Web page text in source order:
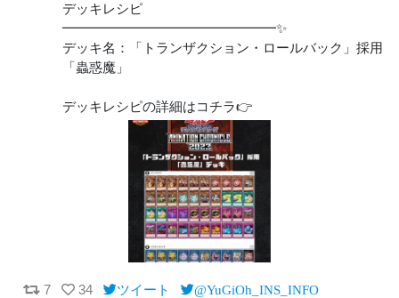
デッキレシピ
━━━━━━━━━━━━━━━━✨
デッキ名：「トランザクション・ロールバック」採用
「蟲惑魔」
デッキレシピの詳細はコチラ👉
7 34 ツイート @YuGiOh_INS_INFO